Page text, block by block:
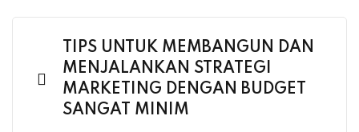
TIPS UNTUK MEMBANGUN DAN
MENJALANKAN STRATEGI
MARKETING DENGAN BUDGET
SANGAT MINIM